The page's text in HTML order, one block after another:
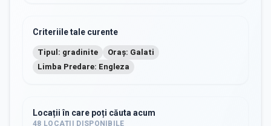
Criteriile tale curente
Tipul: gradinite
Oraș: Galati
Limba Predare: Engleza
Locații în care poți căuta acum
48 LOCAȚII DISPONIBILE